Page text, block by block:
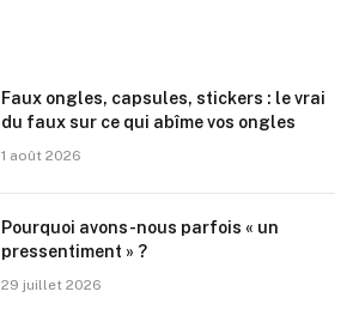
Faux ongles, capsules, stickers : le vrai
du faux sur ce qui abîme vos ongles
1 août 2026
Pourquoi avons-nous parfois « un
pressentiment » ?
29 juillet 2026